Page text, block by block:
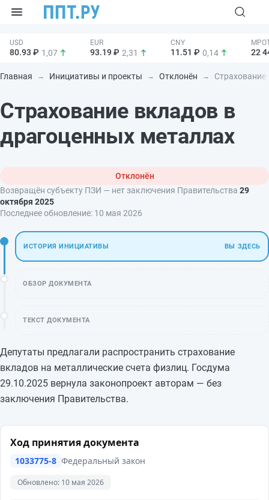
80.93 ₽ 1,07 93.19 ₽ 2,31 11.51 ₽ 0,14 22
Главная Инициативы и проекты Отклонён
Страхование вкладов в
драгоценных металлах
Отклонён
Возвращён субъекту ПЗИ — нет заключения Правительства 29
октября 2025
Последнее обновление: 10 мая 2026
ИСТОРИЯ ИНИЦИАТИВЫ ВЫ ЗДЕСЬ
ОБЗОР ДОКУМЕНТА
ТЕКСТ ДОКУМЕНТА
Депутаты предлагали распространить страхование
вкладов на металлические счета физлиц. Госдума
29.10.2025 вернула законопроект авторам — без
заключения Правительства.
Ход принятия документа
1033775-8 Федеральный закон
Обновлено: 10 мая 2026